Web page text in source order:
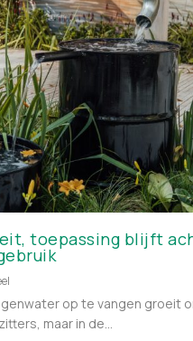
toepassing blijft
op te vangen groeit
maar in de...